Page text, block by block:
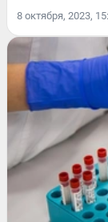
8 октября, 2023,